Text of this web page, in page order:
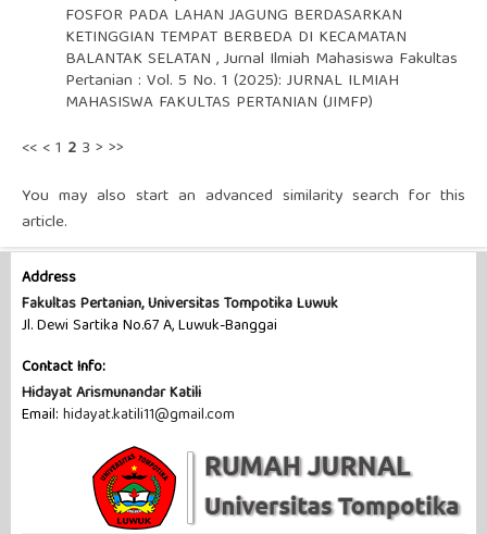
FOSFOR PADA LAHAN JAGUNG BERDASARKAN
KETINGGIAN TEMPAT BERBEDA DI KECAMATAN
BALANTAK SELATAN ,Jurnal Ilmiah Mahasiswa Fakultas
Pertanian : Vol. 5 No. 1 (2025): JURNAL ILMIAH
MAHASISWA FAKULTAS PERTANIAN (JIMFP)
<< <1 2 3 > >>
You may also start an advanced similarity search for this
article.
Address
Fakultas Pertanian, Universitas Tompotika Luwuk
Jl. Dewi Sartika No.67 A, Luwuk-Banggai
Contact Info:
Hidayat Arismunandar Katili
Email: hidayat.katili11@gmail.com